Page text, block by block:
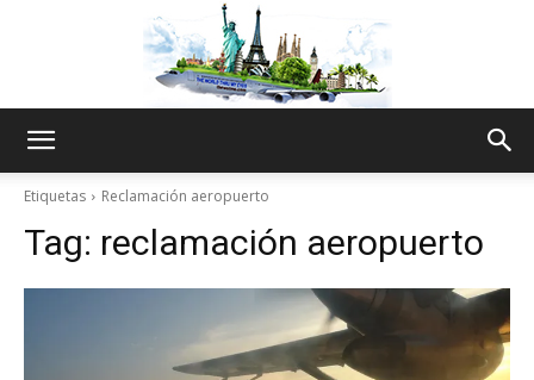
Thru
Etiquetas Reclamación aeropuerto
Tag: reclamación aeropuerto